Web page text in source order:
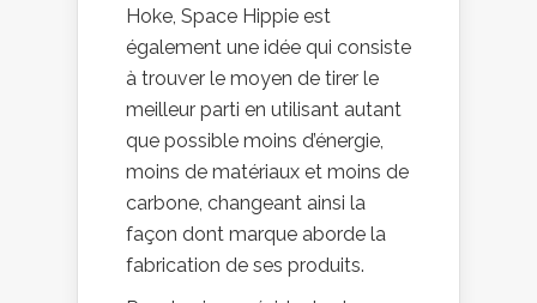
Hoke, Space Hippie est
également une idée qui consiste
à trouver le moyen de tirer le
meilleur parti en utilisant autant
que possible moins d’énergie,
moins de matériaux et moins de
carbone, changeant ainsi la
façon dont marque aborde la
fabrication de ses produits.